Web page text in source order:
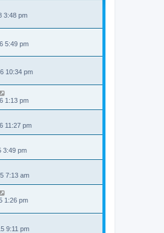
3:48 pm
5:49 pm
10:34 pm
1:13 pm
11:27 pm
3:49 pm
7:13 am
1:26 pm
9:11 pm